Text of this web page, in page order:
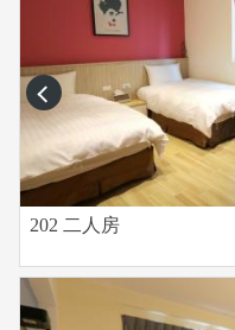
prev
202 二人房